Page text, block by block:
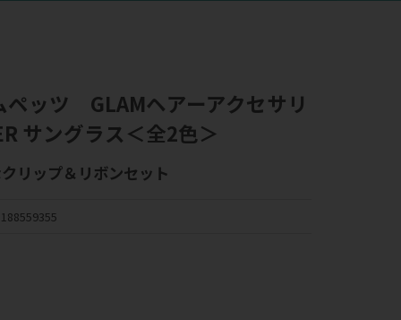
ペッツ GLAMヘアーアクセサリ
サングラス＜全2色＞
リップ＆リボンセット
188559355